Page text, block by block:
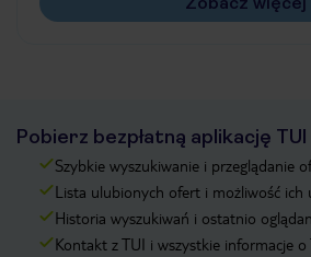
Pobierz bezpłatną aplikację TUI
Szybkie wyszukiwanie i przeglądanie
Lista ulubionych ofert i możliwość ich
Historia wyszukiwań i ostatnio
Kontakt z TUI i wszystkie informacje o